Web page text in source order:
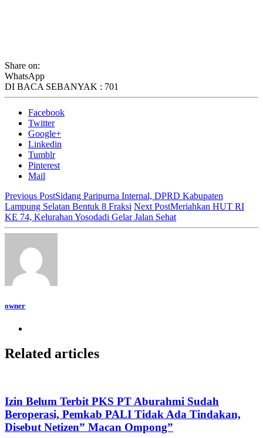
Share on:
WhatsApp
DI BACA SEBANYAK : 701
Facebook
Twitter
Google+
Linkedin
Tumblr
Pinterest
Mail
Previous PostSidang Paripurna Internal, DPRD Kabupaten
Lampung Selatan Bentuk 8 Fraksi Next PostMeriahkan HUT RI
KE 74, Kelurahan Yosodadi Gelar Jalan Sehat
owner
Related articles
Izin Belum Terbit PKS PT Aburahmi Sudah
Beroperasi, Pemkab PALI Tidak Ada Tindakan,
Disebut Netizen” Macan Ompong”